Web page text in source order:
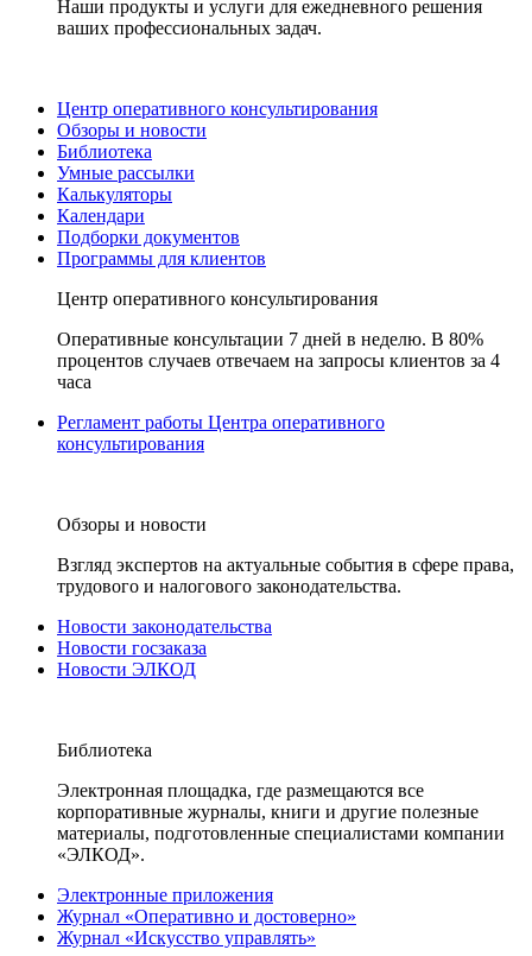
Наши продукты и услуги для ежедневного решения
ваших профессиональных задач.
Центр оперативного консультирования
Обзоры и новости
Библиотека
Умные рассылки
Калькуляторы
Календари
Подборки документов
Программы для клиентов
Центр оперативного консультирования
Оперативные консультации 7 дней в неделю. В 80%
процентов случаев отвечаем на запросы клиентов за 4
часа
Регламент работы Центра оперативного
консультирования
Обзоры и новости
Взгляд экспертов на актуальные события в сфере права,
трудового и налогового законодательства.
Новости законодательства
Новости госзаказа
Новости ЭЛКОД
Библиотека
Электронная площадка, где размещаются все
корпоративные журналы, книги и другие полезные
материалы, подготовленные специалистами компании
«ЭЛКОД».
Электронные приложения
Журнал «Оперативно и достоверно»
Журнал «Искусство управлять»